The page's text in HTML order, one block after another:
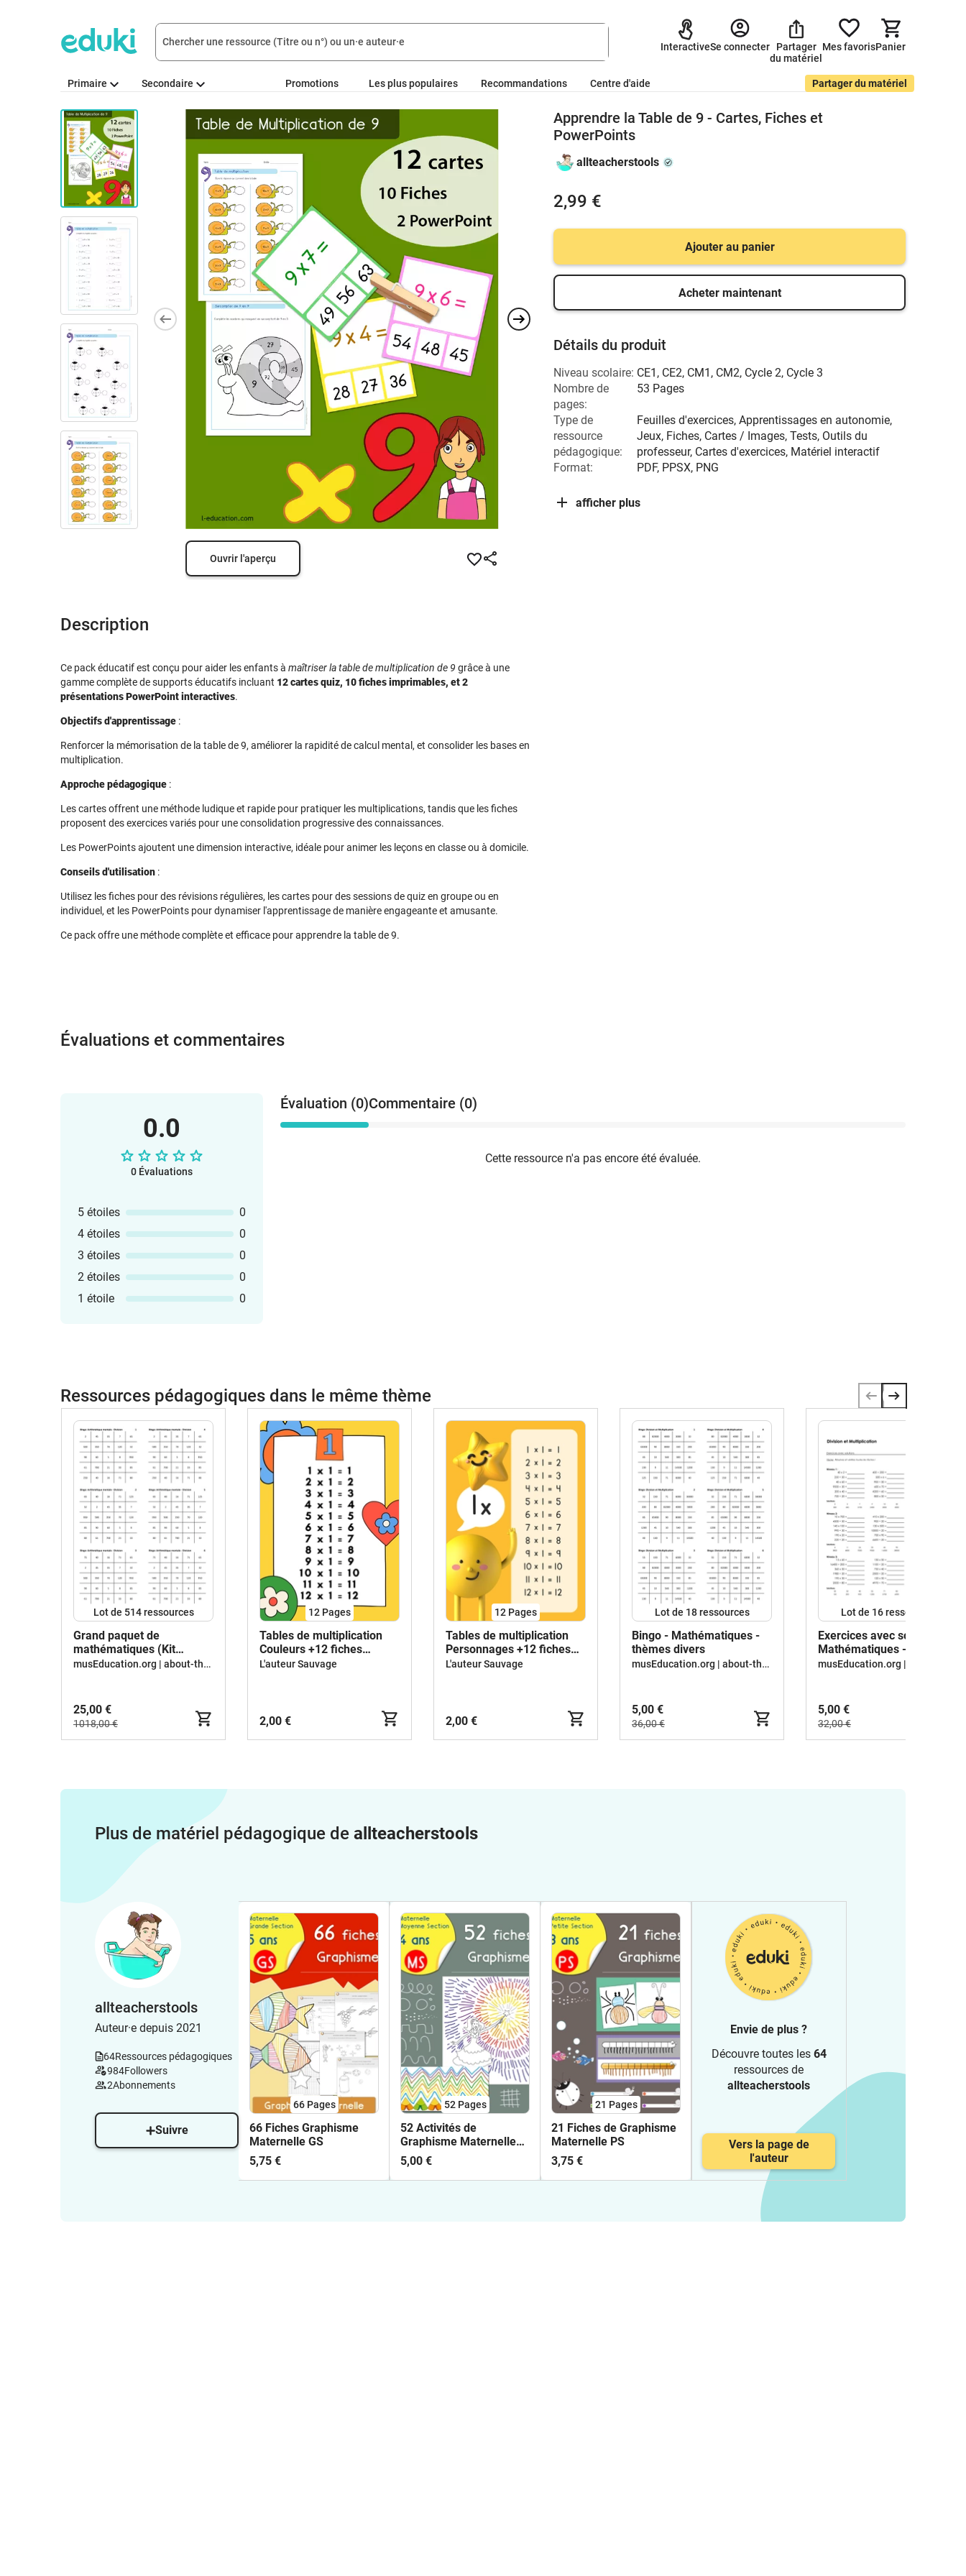
InteractiveSe connecter
Partager
du matériel
Mes favorisPanier
Primaire Secondaire Promotions Les plus populaires Recommandations Partager du matériel
Centre d'aide
Ouvrir l'aperçu
Description
Ce pack éducatif est conçu pour aider les enfants à maîtriser la table de multiplication de 9 grâce à une
gamme complète de supports éducatifs incluant 12 cartes quiz, 10 fiches imprimables, et 2
présentations PowerPoint interactives.
Objectifs d'apprentissage :
Renforcer la mémorisation de la table de 9, améliorer la rapidité de calcul mental, et consolider les bases en
multiplication.
Approche pédagogique :
Les cartes offrent une méthode ludique et rapide pour pratiquer les multiplications, tandis que les fiches
proposent des exercices variés pour une consolidation progressive des connaissances.
Les PowerPoints ajoutent une dimension interactive, idéale pour animer les leçons en classe ou à domicile.
Conseils d'utilisation :
Utilisez les fiches pour des révisions régulières, les cartes pour des sessions de quiz en groupe ou en
individuel, et les PowerPoints pour dynamiser l'apprentissage de manière engageante et amusante.
Ce pack offre une méthode complète et efficace pour apprendre la table de 9.
Apprendre la Table de 9 - Cartes, Fiches et
PowerPoints
allteacherstools
2,99 €
Ajouter au panier
Acheter maintenant
Détails du produit
Niveau scolaire: CE1 , CE2, CM1 , CM2, Cycle 2, Cycle 3
Nombre de
pages:
53 Pages
Type de
ressource
pédagogique:
Feuilles d'exercices, Apprentissages en autonomie,
Jeux, Fiches, Cartes / Images, Tests, Outils du
professeur, Cartes d'exercices, Matériel interactif
Format:
PDF, PPSX, PNG
afficher plus
Évaluations et commentaires
0.0
0 Évaluations
5 étoiles
0
4 étoiles
0
3 étoiles
0
2 étoiles
0
1 étoile
0
Évaluation (0)Commentaire (0)
Cette ressource n'a pas encore été évaluée.
Ressources pédagogiques dans le même thème
Lot de 514 ressources
Grand paquet de
mathématiques (Kit
pédagogique)
musEducation.org | about-the-world.org
25,00 €
1018,00 €
12 Pages
Tables de multiplication
Couleurs +12 fiches
d'activités
L'auteur Sauvage
2,00 €
12 Pages
Tables de multiplication
Personnages +12 fiches
d'activités
L'auteur Sauvage
2,00 €
Lot de 18 ressources
Bingo - Mathématiques -
thèmes divers
musEducation.org | about-the-world.org
5,00 €
36,00 €
Lot de 16 ressources
Exercices avec solutions -
Mathématiques - thèmes
divers
5,00 €
32,00 €
Plus de matériel pédagogique de allteacherstools
allteacherstools
Auteur·e depuis 2021
64Ressources pédagogiques
984Followers
2Abonnements
Suivre
66 Pages
66 Fiches Graphisme
Maternelle GS
5,75 €
52 Pages
52 Activités de
Graphisme Maternelle
MS
5,00 €
21 Pages
21 Fiches de Graphisme
Maternelle PS
3,75 €
Envie de plus ?
Découvre toutes les 64
ressources de
allteacherstools
Vers la page de
l'auteur